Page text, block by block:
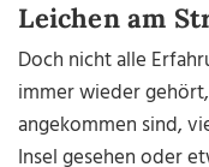
Leichen am
Doch nicht alle
immer wieder
angekommen sind,
Insel gesehen oder